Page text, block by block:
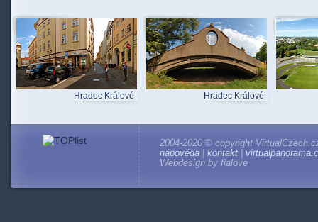
Hradec Králové Hradec Králové
2004-2020 © copyright
nápověda
kontakt
Webdesign by fialove